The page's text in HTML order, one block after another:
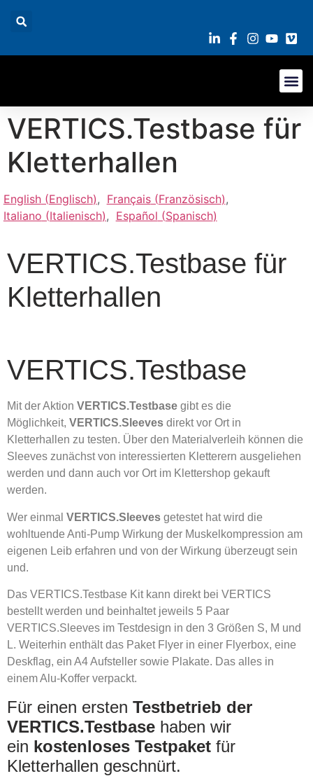
VERTICS.Testbase für
Kletterhallen
English(Englisch) Français(Französisch)
Italiano (Italienisch) Español (Spanisch)
VERTICS.Testbase für
Kletterhallen
VERTICS.Testbase
Mit der Aktion VERTICS.Testbase gibt es die
Möglichkeit, VERTICS.Sleeves direkt vor Ort in
Kletterhallen zu testen. Über den Materialverleih können die
Sleeves zunächst von interessierten Kletterern ausgeliehen
werden und dann auch vor Ort im Klettershop gekauft
werden.
Wer einmal VERTICS.Sleeves getestet hat wird die
wohltuende Anti-Pump Wirkung der Muskelkompression am
eigenen Leib erfahren und von der Wirkung überzeugt sein
und.
Das VERTICS.Testbase Kit kann direkt bei VERTICS
bestellt werden und beinhaltet jeweils 5 Paar
VERTICS.Sleeves im Testdesign in den 3 Größen S, M und
L. Weiterhin enthält das Paket Flyer in einer Flyerbox, eine
Deskflag, ein A4 Aufsteller sowie Plakate. Das alles in
einem Alu-Koffer verpackt.
Für einen ersten Testbetrieb der
VERTICS.Testbase haben wir
ein kostenloses Testpaket für
Kletterhallen geschnürt.